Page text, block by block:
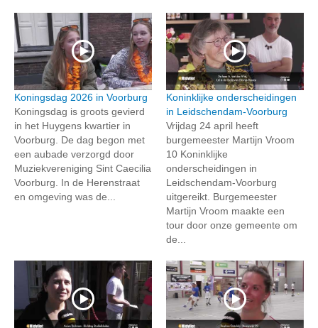
Koningsdag 2026 in Voorburg
Koningsdag is groots gevierd
in het Huygens kwartier in
Voorburg. De dag begon met
een aubade verzorgd door
Muziekvereniging Sint Caecilia
Voorburg. In de Herenstraat
en omgeving was de...
Koninklijke onderscheidingen
in Leidschendam-Voorburg
Vrijdag 24 april heeft
burgemeester Martijn Vroom
10 Koninklijke
onderscheidingen in
Leidschendam-Voorburg
uitgereikt. Burgemeester
Martijn Vroom maakte een
tour door onze gemeente om
de...